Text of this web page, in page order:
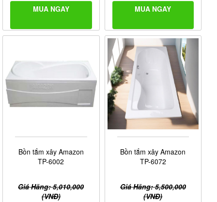
MUA NGAY
MUA NGAY
Bồn tắm xây Amazon
TP-6002
Giá Hãng: 5,010,000
(VNĐ)
Bồn tắm xây Amazon
TP-6072
Giá Hãng: 5,500,000
(VNĐ)